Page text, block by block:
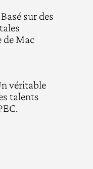
sur des
de Mac
véritable
talents